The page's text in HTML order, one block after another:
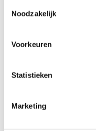
Noodzakelijk
Voorkeuren
Statistieken
Marketing